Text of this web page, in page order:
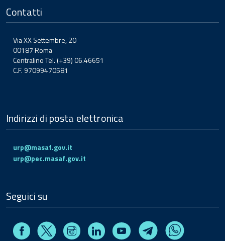
Contatti
Via XX Settembre, 20
00187 Roma
Centralino Tel. (+39) 06.46651
C.F. 97099470581
Indirizzi di posta elettronica
urp@masaf.gov.it
urp@pec.masaf.gov.it
Seguici su
FacebookX InstagramLinkedin Youtube TelegramWhatsapp